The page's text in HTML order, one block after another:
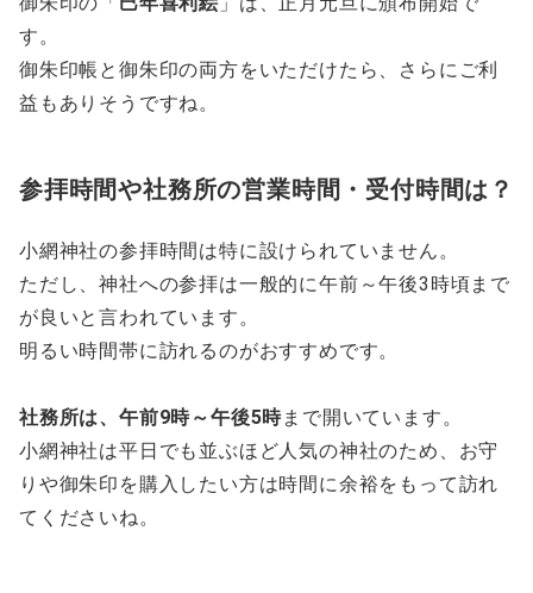
す。
御朱印帳と御朱印の両方をいただけたら、さらにご利
益もありそうですね。
参拝時間や社務所の営業時間・受付時間は？
小網神社の参拝時間は特に設けられていません。
ただし、神社への参拝は一般的に午前～午後3時頃まで
が良いと言われています。
明るい時間帯に訪れるのがおすすめです。
社務所は、午前9時～午後5時まで開いています。
小網神社は平日でも並ぶほど人気の神社のため、お守
りや御朱印を購入したい方は時間に余裕をもって訪れ
てくださいね。